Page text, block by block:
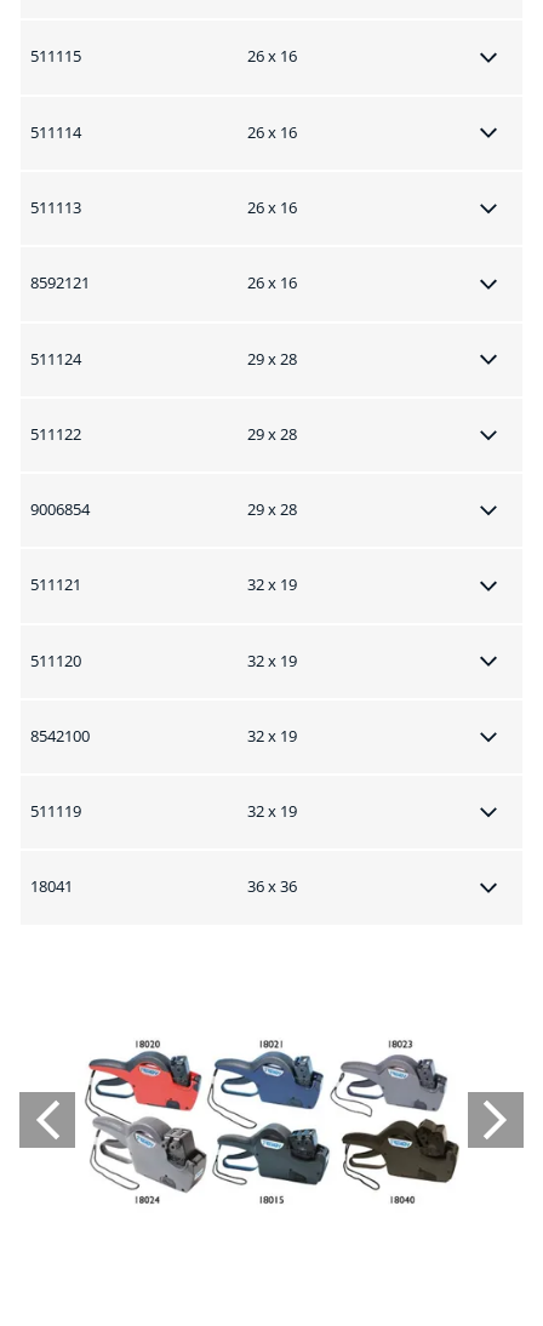
511115 26 x 16
511114 26 x 16
511113 26 x 16
8592121 26 x 16
511124 29 x 28
511122 29 x 28
9006854 29 x 28
511121 32 x 19
511120 32 x 19
8542100 32 x 19
511119 32 x 19
18041 36 x 36